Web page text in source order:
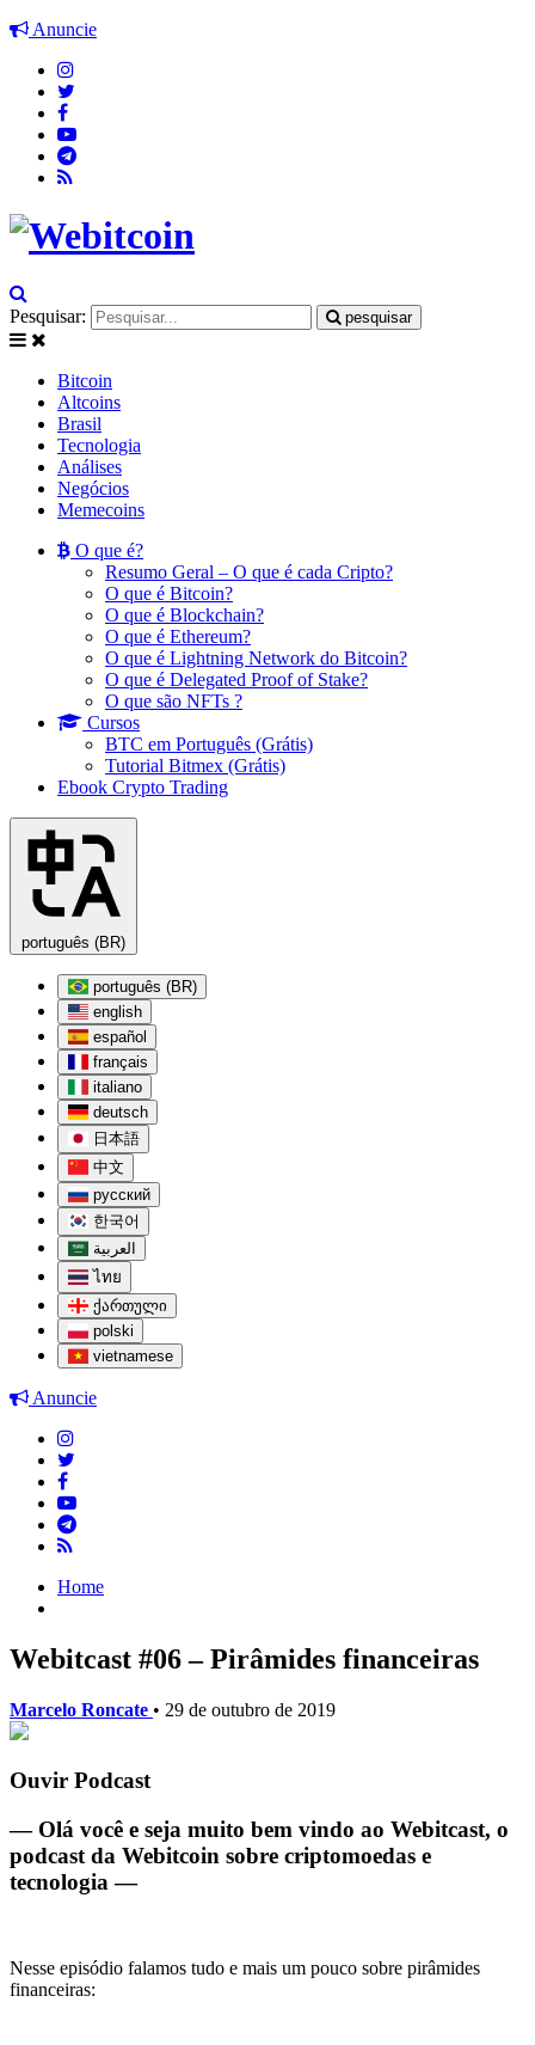
Anuncie
Pesquisar: pesquisar
Bitcoin
Altcoins
Brasil
Tecnologia
Análises
Negócios
Memecoins
O que é?
Resumo Geral – O que é cada Cripto?
O que é Bitcoin?
O que é Blockchain?
O que é Ethereum?
O que é Lightning Network do Bitcoin?
O que é Delegated Proof of Stake?
O que são NFTs ?
Cursos
BTC em Português (Grátis)
Tutorial Bitmex (Grátis)
Ebook Crypto Trading
português (BR)
português (BR)
english
español
français
italiano
deutsch
日本語
中文
русский
한국어
العربية
ไทย
ქართული
polski
vietnamese
Anuncie
Home
Webitcast #06 – Pirâmides financeiras
Marcelo Roncate • 29 de outubro de 2019
Ouvir Podcast
— Olá você e seja muito bem vindo ao Webitcast, o
podcast da Webitcoin sobre criptomoedas e
tecnologia —
Nesse episódio falamos tudo e mais um pouco sobre pirâmides
financeiras: